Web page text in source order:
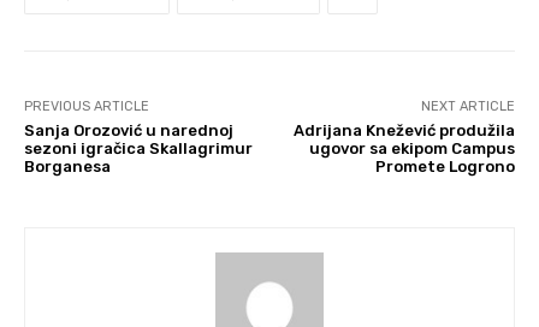
PREVIOUS ARTICLE
Sanja Orozović u narednoj
sezoni igračica Skallagrimur
Borganesa
NEXT ARTICLE
Adrijana Knežević produžila
ugovor sa ekipom Campus
Promete Logrono